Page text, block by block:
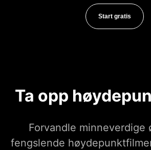
Start gratis
Ta opp
Forvandle minneverdige
fengslende